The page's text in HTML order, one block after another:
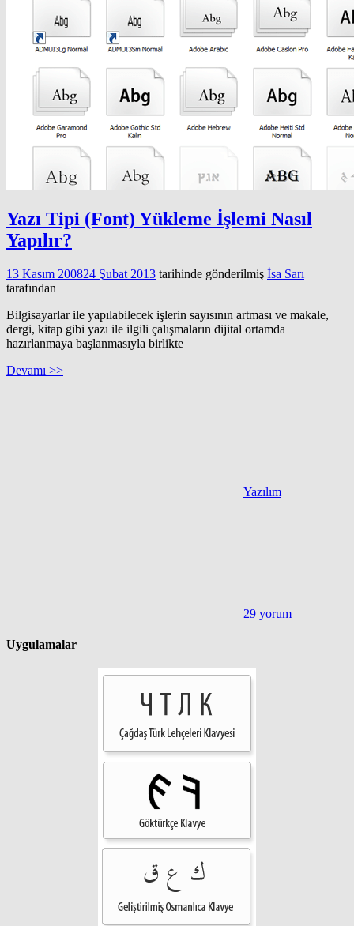
Yazı Tipi (Font) Yükleme İşlemi Nasıl
Yapılır?
13 Kasım 200824 Şubat 2013 tarihinde gönderilmiş İsa Sarı
tarafından
Bilgisayarlar ile yapılabilecek işlerin sayısının artması ve makale,
dergi, kitap gibi yazı ile ilgili çalışmaların dijital ortamda
hazırlanmaya başlanmasıyla birlikte
Devamı >>
Yazılım
29 yorum
Uygulamalar